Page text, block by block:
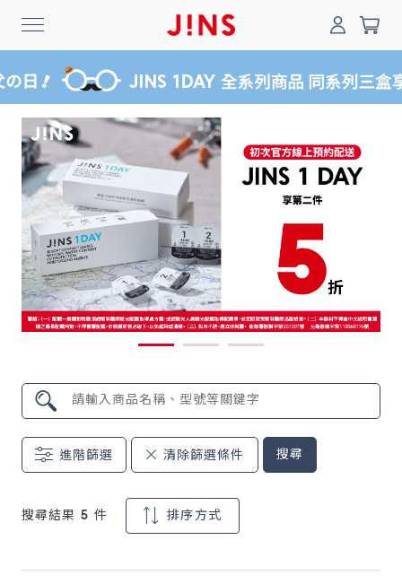
登入/註冊 門市一覽 我的最愛
最新消息
News
商品系列
Collection
Online Shop
鏡片說明
Lens
0
搜尋
進階篩選 清除篩選條件 搜尋
搜尋結果 5 件 排序方式